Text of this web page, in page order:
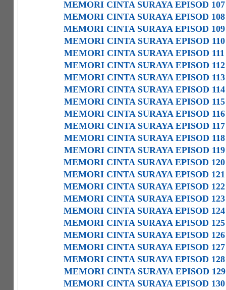
MEMORI CINTA SURAYA EPISOD 107
MEMORI CINTA SURAYA EPISOD 108
MEMORI CINTA SURAYA EPISOD 109
MEMORI CINTA SURAYA EPISOD 110
MEMORI CINTA SURAYA EPISOD 111
MEMORI CINTA SURAYA EPISOD 112
MEMORI CINTA SURAYA EPISOD 113
MEMORI CINTA SURAYA EPISOD 114
MEMORI CINTA SURAYA EPISOD 115
MEMORI CINTA SURAYA EPISOD 116
MEMORI CINTA SURAYA EPISOD 117
MEMORI CINTA SURAYA EPISOD 118
MEMORI CINTA SURAYA EPISOD 119
MEMORI CINTA SURAYA EPISOD 120
MEMORI CINTA SURAYA EPISOD 121
MEMORI CINTA SURAYA EPISOD 122
MEMORI CINTA SURAYA EPISOD 123
MEMORI CINTA SURAYA EPISOD 124
MEMORI CINTA SURAYA EPISOD 125
MEMORI CINTA SURAYA EPISOD 126
MEMORI CINTA SURAYA EPISOD 127
MEMORI CINTA SURAYA EPISOD 128
MEMORI CINTA SURAYA EPISOD 129
MEMORI CINTA SURAYA EPISOD 130